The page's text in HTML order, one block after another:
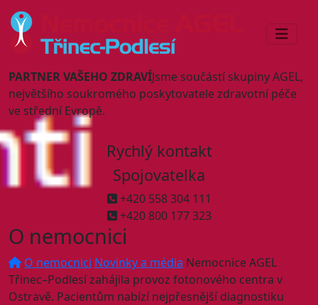
PARTNER VAŠEHO ZDRAVÍJsme součástí skupiny AGEL,
největšího soukromého poskytovatele zdravotní péče
ve střední Evropě.
Rychlý kontakt
Spojovatelka
+420 558 304 111
+420 800 177 323
O nemocnici
O nemocnici Novinky a média Nemocnice AGEL
Třinec–Podlesí zahájila provoz fotonového centra v
Ostravě. Pacientům nabízí nejpřesnější diagnostiku